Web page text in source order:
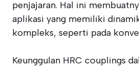
penjajaran. Hal ini
aplikasi yang memiliki
kompleks, seperti pada
Keunggulan HRC couplings